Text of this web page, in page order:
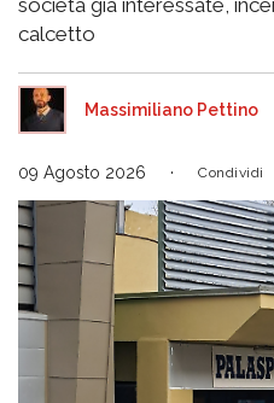
società già interessate,
calcetto
Massimiliano Pettino
09 Agosto 2026 Condividi